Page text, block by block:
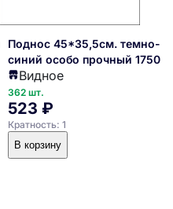
Поднос 45*35,5см. темно-
синий особо прочный 1750
Видное
362 шт.
523 ₽
Кратность: 1
В корзину